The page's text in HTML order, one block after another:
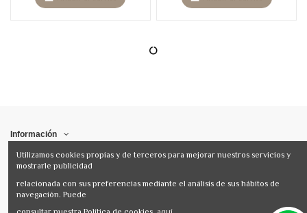
Utilizamos cookies propias y de terceros para mejorar nuestros servicios y
mostrarle publicidad
relacionada con sus preferencias mediante el análisis de sus hábitos de
navegación. Puede